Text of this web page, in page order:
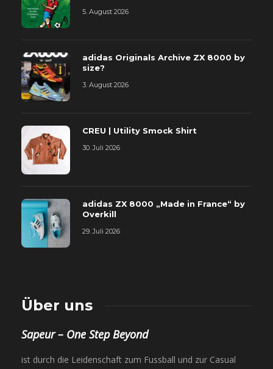
5. August 2026
adidas Originals Archive ZX 8000 by
size?
3. August 2026
CREU | Utility Smock Shirt
30. Juli 2026
adidas ZX 8000 „Made in France“ by
Overkill
29. Juli 2026
Über uns
Sapeur – One Step Beyond
ist durch die Leidenschaft zum Fussball und zur Casual